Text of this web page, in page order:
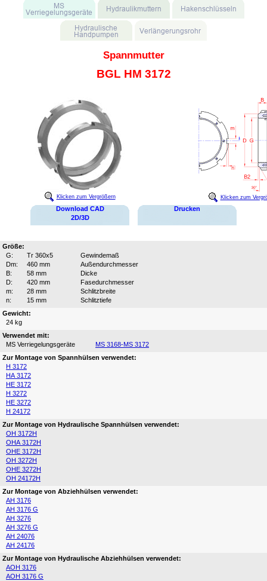
Spannmutter
BGL HM 3172
Klicken zum Vergrößern Klicken zum
Download CAD
2D/3D
Drucken
Größe:
G:
Tr 360x5
Gewindemaß
Dm:
460 mm
Außendurchmesser
B:
58 mm
Dicke
D:
420 mm
Fasedurchmesser
m:
28 mm
Schlitzbreite
n:
15 mm
Schlitztiefe
Gewicht:
24 kg
Verwendet mit:
MS Verriegelungsgeräte
MS 3168-MS 3172
Zur Montage von Spannhülsen verwendet:
H 3172
HA 3172
HE 3172
H 3272
HE 3272
H 24172
Zur Montage von Hydraulische Spannhülsen verwendet:
OH 3172H
OHA 3172H
OHE 3172H
OH 3272H
OHE 3272H
OH 24172H
Zur Montage von Abziehhülsen verwendet:
AH 3176
AH 3176 G
AH 3276
AH 3276 G
AH 24076
AH 24176
Zur Montage von Hydraulische Abziehhülsen verwendet:
AOH 3176
AOH 3176 G